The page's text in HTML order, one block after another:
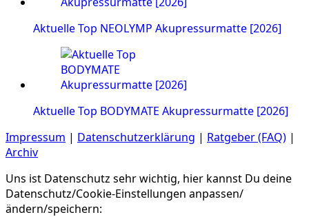
Aktuelle Top NEOLYMP Akupressurmatte [2026]
Aktuelle Top BODYMATE Akupressurmatte [2026]
Impressum | Datenschutzerklärung | Ratgeber (FAQ) |
Archiv
Uns ist Datenschutz sehr wichtig, hier kannst Du deine
Datenschutz/Cookie-Einstellungen anpassen/
ändern/speichern: